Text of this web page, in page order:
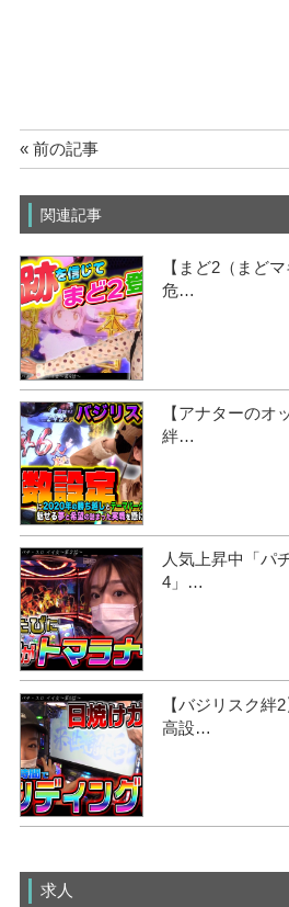
« 前の記事
関連記事
【まど2（まど
危…
【アナターのオ
絆…
人気上昇中「パ
4」…
【バジリスク絆
高設…
求人